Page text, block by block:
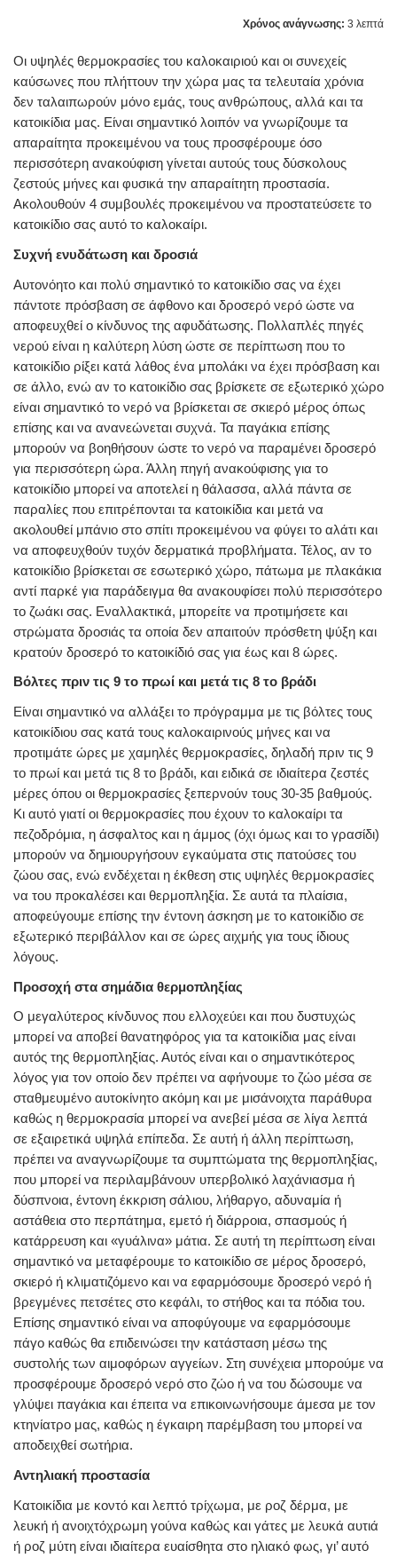
Χρόνος ανάγνωσης: 3 λεπτά
Οι υψηλές θερμοκρασίες του καλοκαιριού και οι συνεχείς
καύσωνες που πλήττουν την χώρα μας τα τελευταία χρόνια
δεν ταλαιπωρούν μόνο εμάς, τους ανθρώπους, αλλά και τα
κατοικίδια μας. Είναι σημαντικό λοιπόν να γνωρίζουμε τα
απαραίτητα προκειμένου να τους προσφέρουμε όσο
περισσότερη ανακούφιση γίνεται αυτούς τους δύσκολους
ζεστούς μήνες και φυσικά την απαραίτητη προστασία.
Ακολουθούν 4 συμβουλές προκειμένου να προστατεύσετε το
κατοικίδιο σας αυτό το καλοκαίρι.
Συχνή ενυδάτωση και δροσιά
Αυτονόητο και πολύ σημαντικό το κατοικίδιο σας να έχει
πάντοτε πρόσβαση σε άφθονο και δροσερό νερό ώστε να
αποφευχθεί ο κίνδυνος της αφυδάτωσης. Πολλαπλές πηγές
νερού είναι η καλύτερη λύση ώστε σε περίπτωση που το
κατοικίδιο ρίξει κατά λάθος ένα μπολάκι να έχει πρόσβαση και
σε άλλο, ενώ αν το κατοικίδιο σας βρίσκετε σε εξωτερικό χώρο
είναι σημαντικό το νερό να βρίσκεται σε σκιερό μέρος όπως
επίσης και να ανανεώνεται συχνά. Τα παγάκια επίσης
μπορούν να βοηθήσουν ώστε το νερό να παραμένει δροσερό
για περισσότερη ώρα. Άλλη πηγή ανακούφισης για το
κατοικίδιο μπορεί να αποτελεί η θάλασσα, αλλά πάντα σε
παραλίες που επιτρέπονται τα κατοικίδια και μετά να
ακολουθεί μπάνιο στο σπίτι προκειμένου να φύγει το αλάτι και
να αποφευχθούν τυχόν δερματικά προβλήματα. Τέλος, αν το
κατοικίδιο βρίσκεται σε εσωτερικό χώρο, πάτωμα με πλακάκια
αντί παρκέ για παράδειγμα θα ανακουφίσει πολύ περισσότερο
το ζωάκι σας. Εναλλακτικά, μπορείτε να προτιμήσετε και
στρώματα δροσιάς τα οποία δεν απαιτούν πρόσθετη ψύξη και
κρατούν δροσερό το κατοικίδιό σας για έως και 8 ώρες.
Βόλτες πριν τις 9 το πρωί και μετά τις 8 το βράδι
Είναι σημαντικό να αλλάξει το πρόγραμμα με τις βόλτες τους
κατοικίδιου σας κατά τους καλοκαιρινούς μήνες και να
προτιμάτε ώρες με χαμηλές θερμοκρασίες, δηλαδή πριν τις 9
το πρωί και μετά τις 8 το βράδι, και ειδικά σε ιδιαίτερα ζεστές
μέρες όπου οι θερμοκρασίες ξεπερνούν τους 30-35 βαθμούς.
Κι αυτό γιατί οι θερμοκρασίες που έχουν το καλοκαίρι τα
πεζοδρόμια, η άσφαλτος και η άμμος (όχι όμως και το γρασίδι)
μπορούν να δημιουργήσουν εγκαύματα στις πατούσες του
ζώου σας, ενώ ενδέχεται η έκθεση στις υψηλές θερμοκρασίες
να του προκαλέσει και θερμοπληξία. Σε αυτά τα πλαίσια,
αποφεύγουμε επίσης την έντονη άσκηση με το κατοικίδιο σε
εξωτερικό περιβάλλον και σε ώρες αιχμής για τους ίδιους
λόγους.
Προσοχή στα σημάδια θερμοπληξίας
Ο μεγαλύτερος κίνδυνος που ελλοχεύει και που δυστυχώς
μπορεί να αποβεί θανατηφόρος για τα κατοικίδια μας είναι
αυτός της θερμοπληξίας. Αυτός είναι και ο σημαντικότερος
λόγος για τον οποίο δεν πρέπει να αφήνουμε το ζώο μέσα σε
σταθμευμένο αυτοκίνητο ακόμη και με μισάνοιχτα παράθυρα
καθώς η θερμοκρασία μπορεί να ανεβεί μέσα σε λίγα λεπτά
σε εξαιρετικά υψηλά επίπεδα. Σε αυτή ή άλλη περίπτωση,
πρέπει να αναγνωρίζουμε τα συμπτώματα της θερμοπληξίας,
που μπορεί να περιλαμβάνουν υπερβολικό λαχάνιασμα ή
δύσπνοια, έντονη έκκριση σάλιου, λήθαργο, αδυναμία ή
αστάθεια στο περπάτημα, εμετό ή διάρροια, σπασμούς ή
κατάρρευση και «γυάλινα» μάτια. Σε αυτή τη περίπτωση είναι
σημαντικό να μεταφέρουμε το κατοικίδιο σε μέρος δροσερό,
σκιερό ή κλιματιζόμενο και να εφαρμόσουμε δροσερό νερό ή
βρεγμένες πετσέτες στο κεφάλι, το στήθος και τα πόδια του.
Επίσης σημαντικό είναι να αποφύγουμε να εφαρμόσουμε
πάγο καθώς θα επιδεινώσει την κατάσταση μέσω της
συστολής των αιμοφόρων αγγείων. Στη συνέχεια μπορούμε να
προσφέρουμε δροσερό νερό στο ζώο ή να του δώσουμε να
γλύψει παγάκια και έπειτα να επικοινωνήσουμε άμεσα με τον
κτηνίατρο μας, καθώς η έγκαιρη παρέμβαση του μπορεί να
αποδειχθεί σωτήρια.
Αντηλιακή προστασία
Κατοικίδια με κοντό και λεπτό τρίχωμα, με ροζ δέρμα, με
λευκή ή ανοιχτόχρωμη γούνα καθώς και γάτες με λευκά αυτιά
ή ροζ μύτη είναι ιδιαίτερα ευαίσθητα στο ηλιακό φως, γι’ αυτό